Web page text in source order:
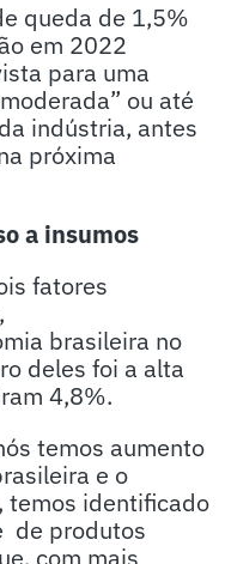
queda de 1,5%
em 2022
para uma
ou até
indústria, antes
próxima
a insumos
fatores
brasileira no
deles foi a alta
4,8%.
temos aumento
e o
temos identificado
de produtos
com mais